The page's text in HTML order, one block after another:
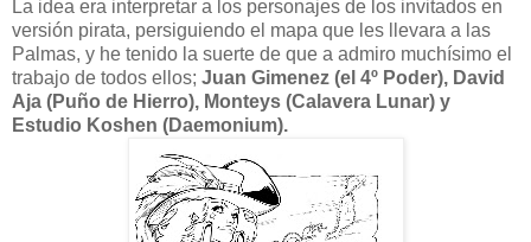
La idea era interpretar a los personajes de los invitados en
versión pirata, persiguiendo el mapa que les llevara a las
Palmas, y he tenido la suerte de que a admiro muchísimo el
trabajo de todos ellos; Juan Gimenez (el 4º Poder), David
Aja (Puño de Hierro), Monteys (Calavera Lunar) y
Estudio Koshen (Daemonium).